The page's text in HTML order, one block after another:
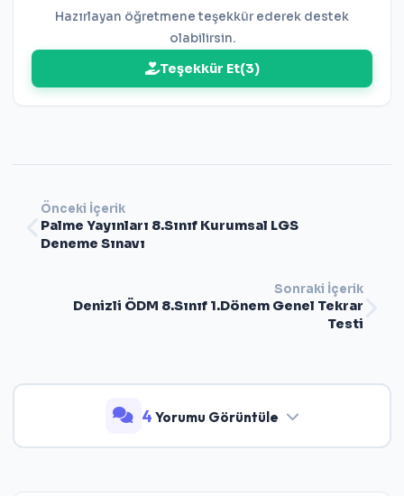
Bilgi Ölçer Deneme Sınavı 3 Cevap Anahtarı
Hazırlayan öğretmene teşekkür ederek destek
olabilirsin.
Teşekkür Et(3)
Önceki İçerik
Palme Yayınları 8.Sınıf Kurumsal LGS
Deneme Sınavı
Sonraki İçerik
Denizli ÖDM 8.Sınıf 1.Dönem Genel Tekrar
Testi
4 Yorumu Görüntüle